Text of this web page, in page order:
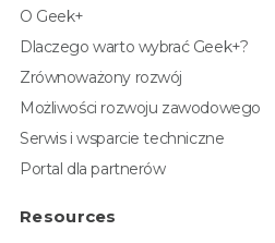
O Geek+
Dlaczego warto wybrać Geek+?
Zrównoważony rozwój
Możliwości rozwoju zawodowego
Serwis i wsparcie techniczne
Portal dla partnerów
Resources